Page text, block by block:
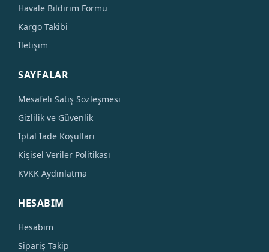
Havale Bildirim Formu
Kargo Takibi
İletişim
SAYFALAR
Mesafeli Satış Sözleşmesi
Gizlilik ve Güvenlik
İptal İade Koşulları
Kişisel Veriler Politikası
KVKK Aydınlatma
HESABIM
Hesabım
Sipariş Takip